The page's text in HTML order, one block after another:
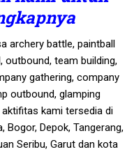
archery battle, paintball
team building,
gathering, company
outbound, glamping
kami tersedia di
Depok, Tangerang,
Seribu, Garut dan kota